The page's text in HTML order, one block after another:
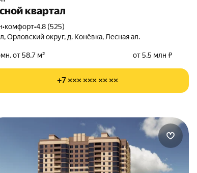
квартал
•комфорт•4.8 (525)
Орловский округ, д. Конёвка, Лесная ал.
от 58,7 м² от 5,5 млн ₽
+7 ××× ××× ×× ××